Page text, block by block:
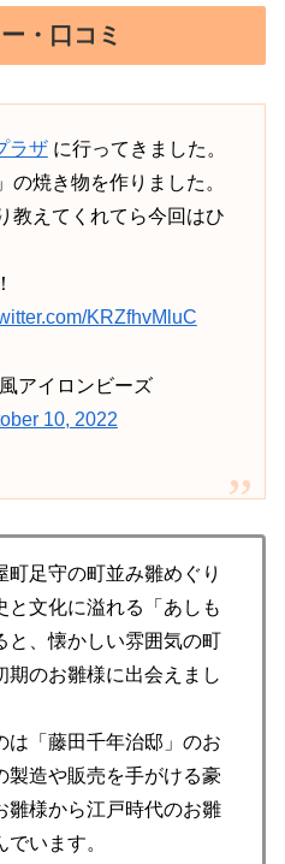
・口コミ
ラザに行ってきました。
焼き物を作りました。
教えてくれてら今回はひ
KRZfhvMluC
アイロンビーズ
10, 2022
足守の町並み雛めぐり
と文化に溢れる「あしも
と、懐かしい雰囲気の町
期のお雛様に出会えまし
は「藤田千年治邸」のお
製造や販売を手がける豪
雛様から江戸時代のお雛
います。